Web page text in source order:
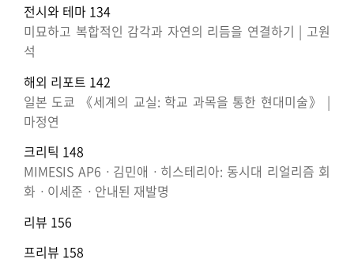
전시와 테마 134
미묘하고 복합적인 감각과 자연의 리듬을 연결하기 | 고원
석
해외 리포트 142
일본 도쿄 《세계의 교실: 학교 과목을 통한 현대미술》 |
마정연
크리틱 148
MIMESIS AP6ㆍ김민애ㆍ히스테리아: 동시대 리얼리즘 회
화ㆍ이세준ㆍ안내된 재발명
리뷰 156
프리뷰 158